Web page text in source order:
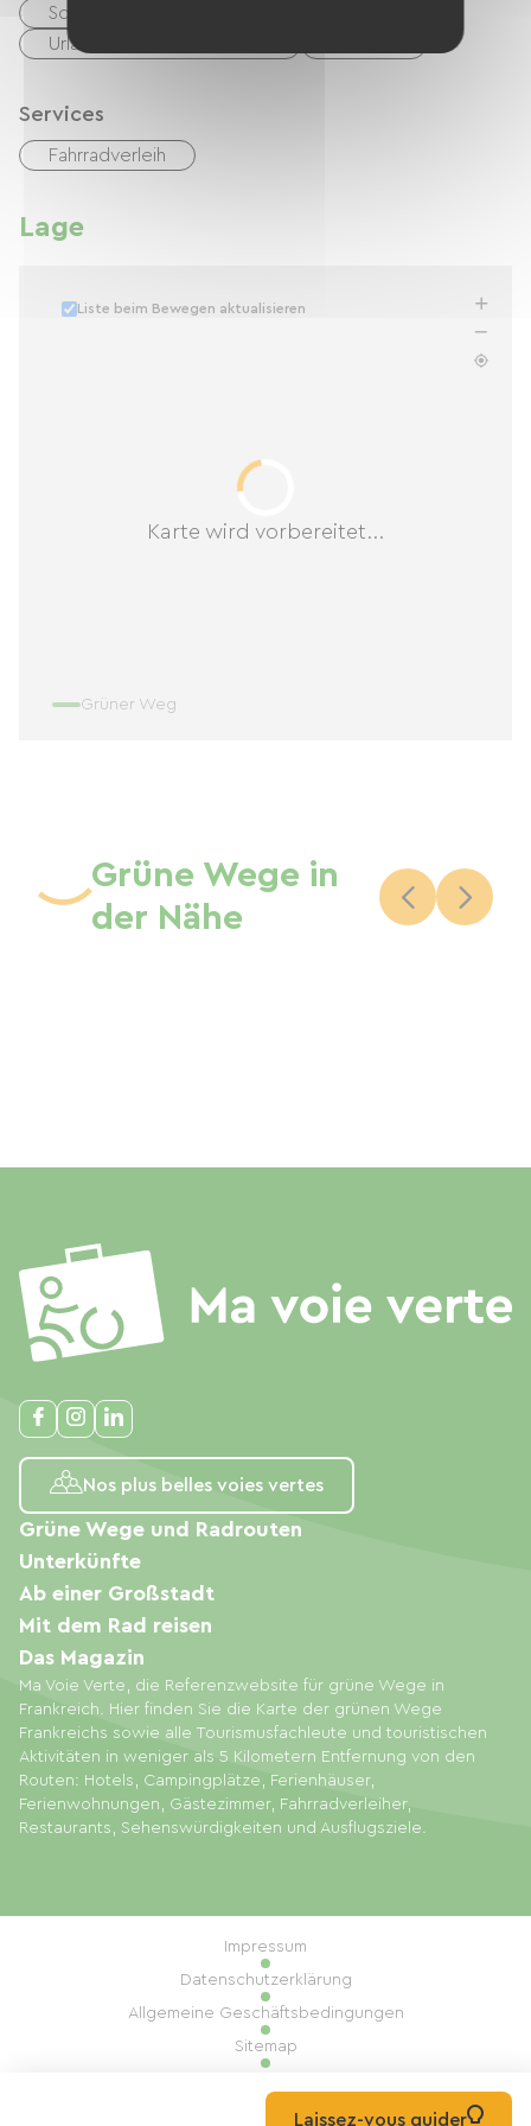
Schecks
Urlaubsgutscheine (ANCV)
Services
Fahrradverleih
Lage
Karte wird vorbereitet...
Liste beim Bewegen aktualisieren
Grüner Weg
Grüne Wege in
der Nähe
Nos plus belles voies vertes
Ma Voie Verte, die Referenzwebsite für grüne Wege in
Frankreich. Hier finden Sie die Karte der grünen Wege
Frankreichs sowie alle Tourismusfachleute und touristischen
Aktivitäten in weniger als 5 Kilometern Entfernung von den
Routen: Hotels, Campingplätze, Ferienhäuser,
Ferienwohnungen, Gästezimmer, Fahrradverleiher,
Restaurants, Sehenswürdigkeiten und Ausflugsziele.
Grüne Wege und Radrouten
Unterkünfte
Ab einer Großstadt
Mit dem Rad reisen
Das Magazin
Impressum
Datenschutzerklärung
Allgemeine Geschäftsbedingungen
Sitemap
Umsetzung: Mill, PrivasLaissez-vous guider